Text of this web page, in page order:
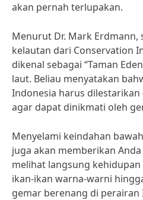
akan pernah terlupakan.
Menurut Dr. Mark Erdmann,
kelautan dari Conservation
dikenal sebagai “Taman
laut. Beliau menyatakan
Indonesia harus
agar dapat dinikmati oleh
Menyelami keindahan
juga akan memberikan
melihat langsung
ikan-ikan warna-warni
gemar berenang di perairan